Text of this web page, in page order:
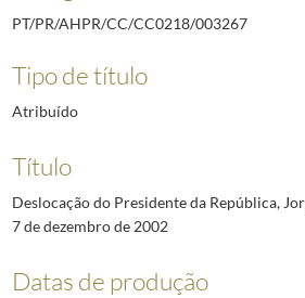
PT/PR/AHPR/CC/CC0218/003267
Tipo de título
Atribuído
Título
Deslocação do Presidente da República,
7 de dezembro de 2002
Datas de produção